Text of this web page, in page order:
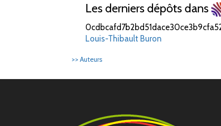
Les derniers dépôts dans
Louis-Thibault Buron
>> Auteurs